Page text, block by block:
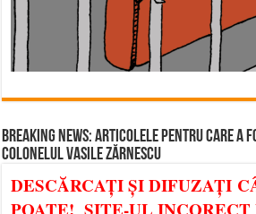
BREAKING NEWS: ARTICOLELE PENTRU CARE A
COLONELUL VASILE ZĂRNESCU
DESCĂRCAȚI ȘI DIFUZAȚI